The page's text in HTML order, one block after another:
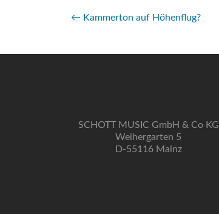
Beitrags-
← Kammerton auf Höhenflug?
SCHOTT MUSIC GmbH & Co KG
Weihergarten 5
D-55116 Mainz